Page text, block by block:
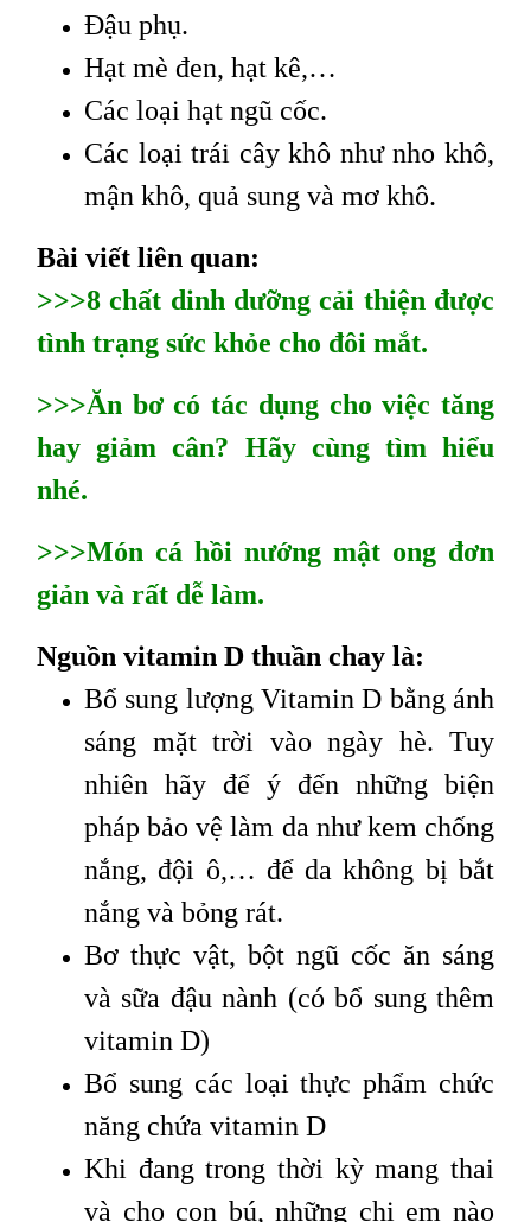
Đậu phụ.
Hạt mè đen, hạt kê,…
Các loại hạt ngũ cốc.
Các loại trái cây khô như nho khô,
mận khô, quả sung và mơ khô.
Bài viết liên quan:
>>>8 chất dinh dưỡng cải thiện được
tình trạng sức khỏe cho đôi mắt.
>>>Ăn bơ có tác dụng cho việc tăng
hay giảm cân? Hãy cùng tìm hiểu
nhé.
>>>Món cá hồi nướng mật ong đơn
giản và rất dễ làm.
Nguồn vitamin D thuần chay là:
Bổ sung lượng Vitamin D bằng ánh
sáng mặt trời vào ngày hè. Tuy
nhiên hãy để ý đến những biện
pháp bảo vệ làm da như kem chống
nắng, đội ô,… để da không bị bắt
nắng và bỏng rát.
Bơ thực vật, bột ngũ cốc ăn sáng
và sữa đậu nành (có bổ sung thêm
vitamin D)
Bổ sung các loại thực phẩm chức
năng chứa vitamin D
Khi đang trong thời kỳ mang thai
và cho con bú, những chị em nào